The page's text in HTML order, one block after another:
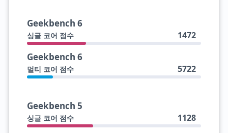
Geekbench 6
싱글 코어 점수 1472
Geekbench 6
멀티 코어 점수 5722
Geekbench 5
싱글 코어 점수 1128